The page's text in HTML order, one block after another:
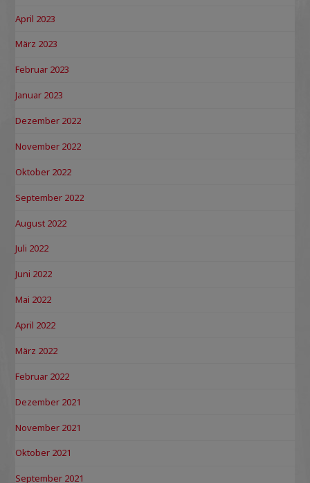
April 2023
März 2023
Februar 2023
Januar 2023
Dezember 2022
November 2022
Oktober 2022
September 2022
August 2022
Juli 2022
Juni 2022
Mai 2022
April 2022
März 2022
Februar 2022
Dezember 2021
November 2021
Oktober 2021
September 2021